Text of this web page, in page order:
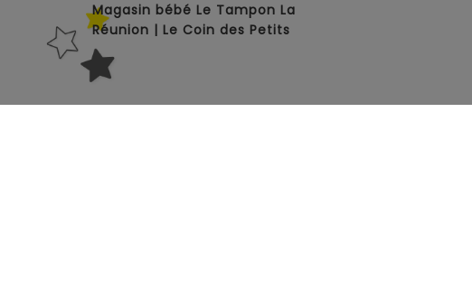
Magasin bébé Le Tampon La
Réunion | Le Coin des Petits